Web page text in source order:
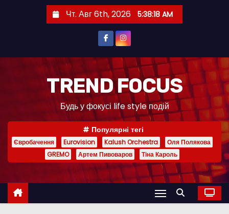
и
Чт. Авг 6th, 2026 5:38:19 AM
TREND FOCUS
Будь у фокусі life style подій
Популярні тегі
Євробачення Eurovision Kalush Orchestra
Оля Полякова
GREMO
Артем Пивоваров Тіна Кароль